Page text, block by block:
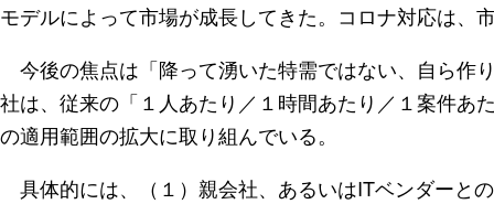
モデルによって市場が成長してきた。コロナ対応は、
今後の焦点は「降って湧いた特需ではない、自ら作
社は、従来の「１人あたり／１時間あたり／１案件あ
の適用範囲の拡大に取り組んでいる。
具体的には、（１）親会社、あるいはITベンダーと